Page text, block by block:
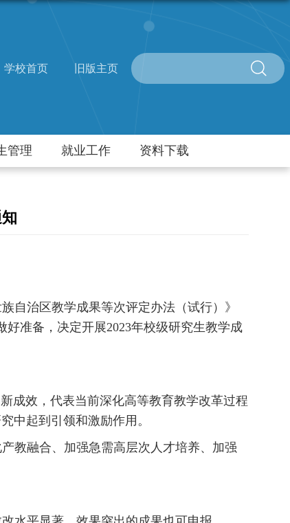
学校首页 旧版主页
管理 就业工作 资料下载
自治区教学成果等次评定办法（试行）》
好准备，决定开展2023年校级研究生教学成
成效，代表当前深化高等教育教学改革过程
中起到引领和激励作用。
教融合、加强急需高层次人才培养、加强